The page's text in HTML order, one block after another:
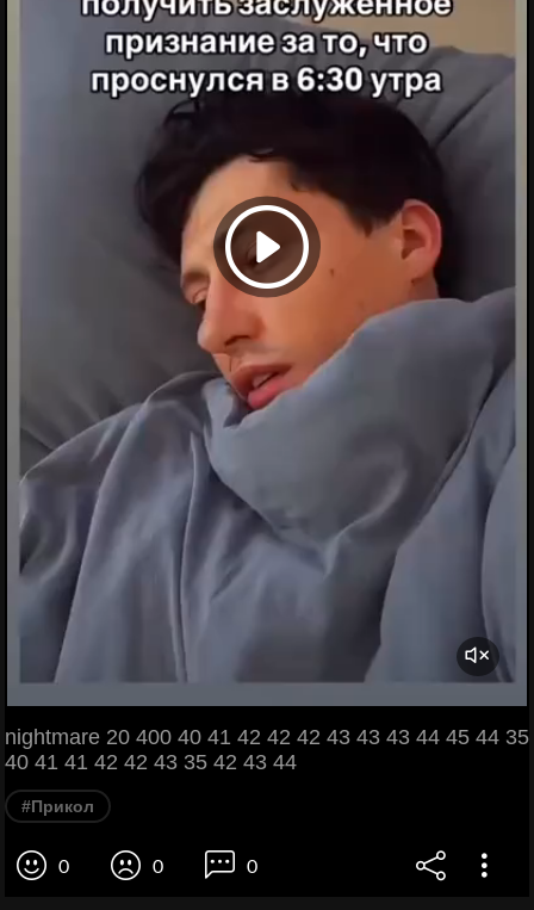
nightmare 20 400 40 41 42 42 42 43 43 43 44 45 44 35
40 41 41 42 42 43 35 42 43 44
#Прикол
0 0 0